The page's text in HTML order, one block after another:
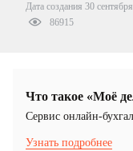
Дата создания 30
86915
Что такое «Моё
Cервис онлайн-
Узнать подробнее